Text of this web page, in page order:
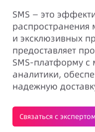
SMS — это
распространения
и эксклюзивных
предоставляет
SMS-платформу
аналитики,
надежную
Связаться с экспертом